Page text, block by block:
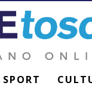
SPORT